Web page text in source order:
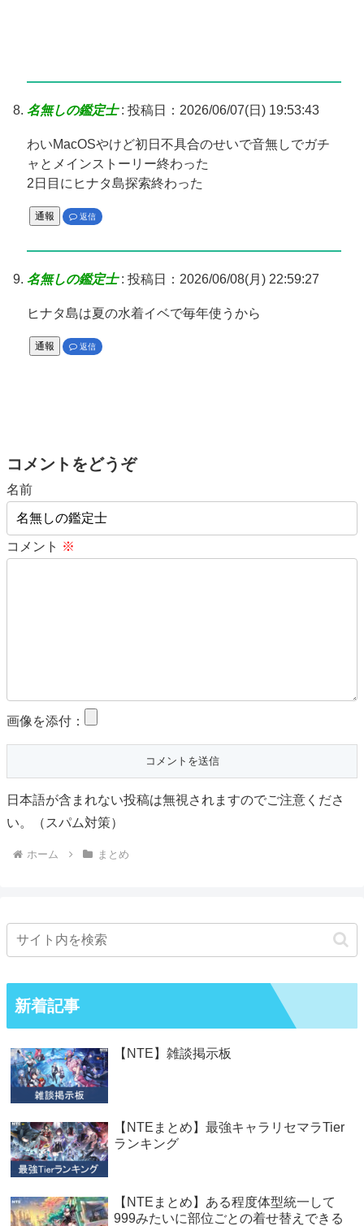
名無しの鑑定士: 投稿日：2026/06/07(日) 19:53:43
わいMacOSやけど初日不具合のせいで音無しでガチ
ャとメインストーリー終わった
2日目にヒナタ島探索終わった
通報 返信
名無しの鑑定士: 投稿日：2026/06/08(月) 22:59:27
ヒナタ島は夏の水着イベで毎年使うから
通報 返信
コメントをどうぞ
名前
コメント ※
画像を添付：
日本語が含まれない投稿は無視されますのでご注意くださ
い。（スパム対策）
ホーム まとめ
新着記事
【NTE】雑談掲示板
【NTEまとめ】最強キャラリセマラTier
ランキング
【NTEまとめ】ある程度体型統一して
999みたいに部位ごとの着せ替えできる